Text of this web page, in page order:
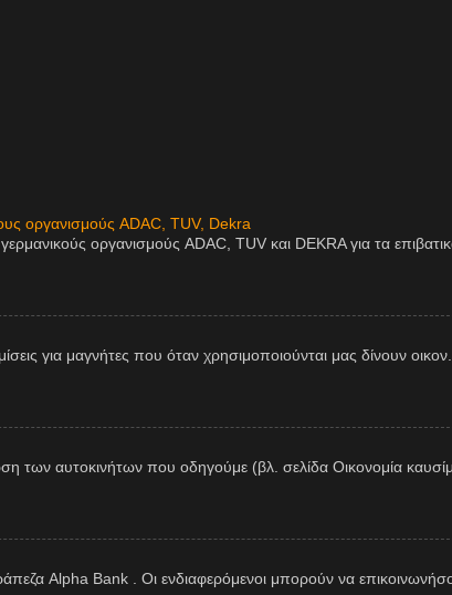
οργανισμούς ADAC, TUV, Dekra
οργανισμούς ADAC, TUV και DEKRA για τα
για μαγνήτες που όταν χρησιμοποιούνται μας δίνουν
των αυτοκινήτων που οδηγούμε (βλ. σελίδα Οικονομία
Alpha Bank . Οι ενδιαφερόμενοι μπορούν να